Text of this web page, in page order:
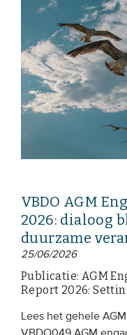
VBDO AGM
2026: dialoog
duurzame
25/06/2026
Publicatie: AGM
Report 2026:
Lees het gehele